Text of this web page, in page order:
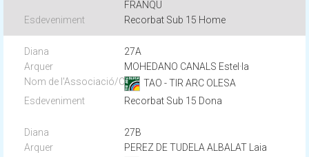
FRANQU
Recorbat Sub 15 Home
27A
MOHEDANO CANALS Estel·la
TAO - TIR ARC OLESA
Recorbat Sub 15 Dona
27B
PEREZ DE TUDELA ALBALAT Laia